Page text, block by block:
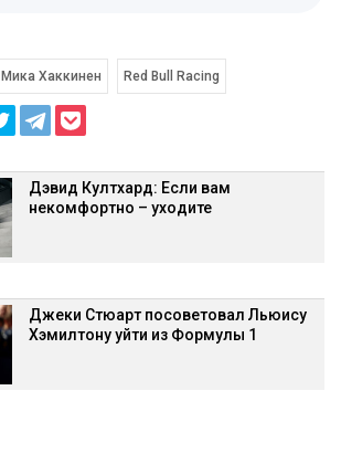
Мика Хаккинен Red Bull Racing
Дэвид Култхард: Если вам
некомфортно – уходите
Джеки Стюарт посоветовал Льюису
Хэмилтону уйти из Формулы 1